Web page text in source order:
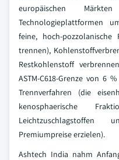
europäischen
Technologieplattformen
feine, hoch-
trennen),
Restkohlenstoff
ASTM-C618-Grenze von 6
Trennverfahren (die
kenosphaerische
Leichtzuschlagstoffen
Premiumpreise erzielen).
Ashtech India nahm